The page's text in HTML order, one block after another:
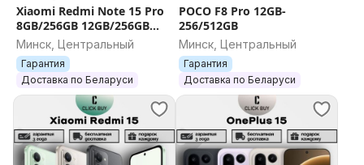
Xiaomi Redmi Note 15 Pro
8GB/256GB 12GB/256GB
12GB/512GB
Минск, Центральный
Гарантия
Доставка по Беларуси
POCO F8 Pro 12GB-
256/512GB
Минск, Центральный
Гарантия
Доставка по Беларуси